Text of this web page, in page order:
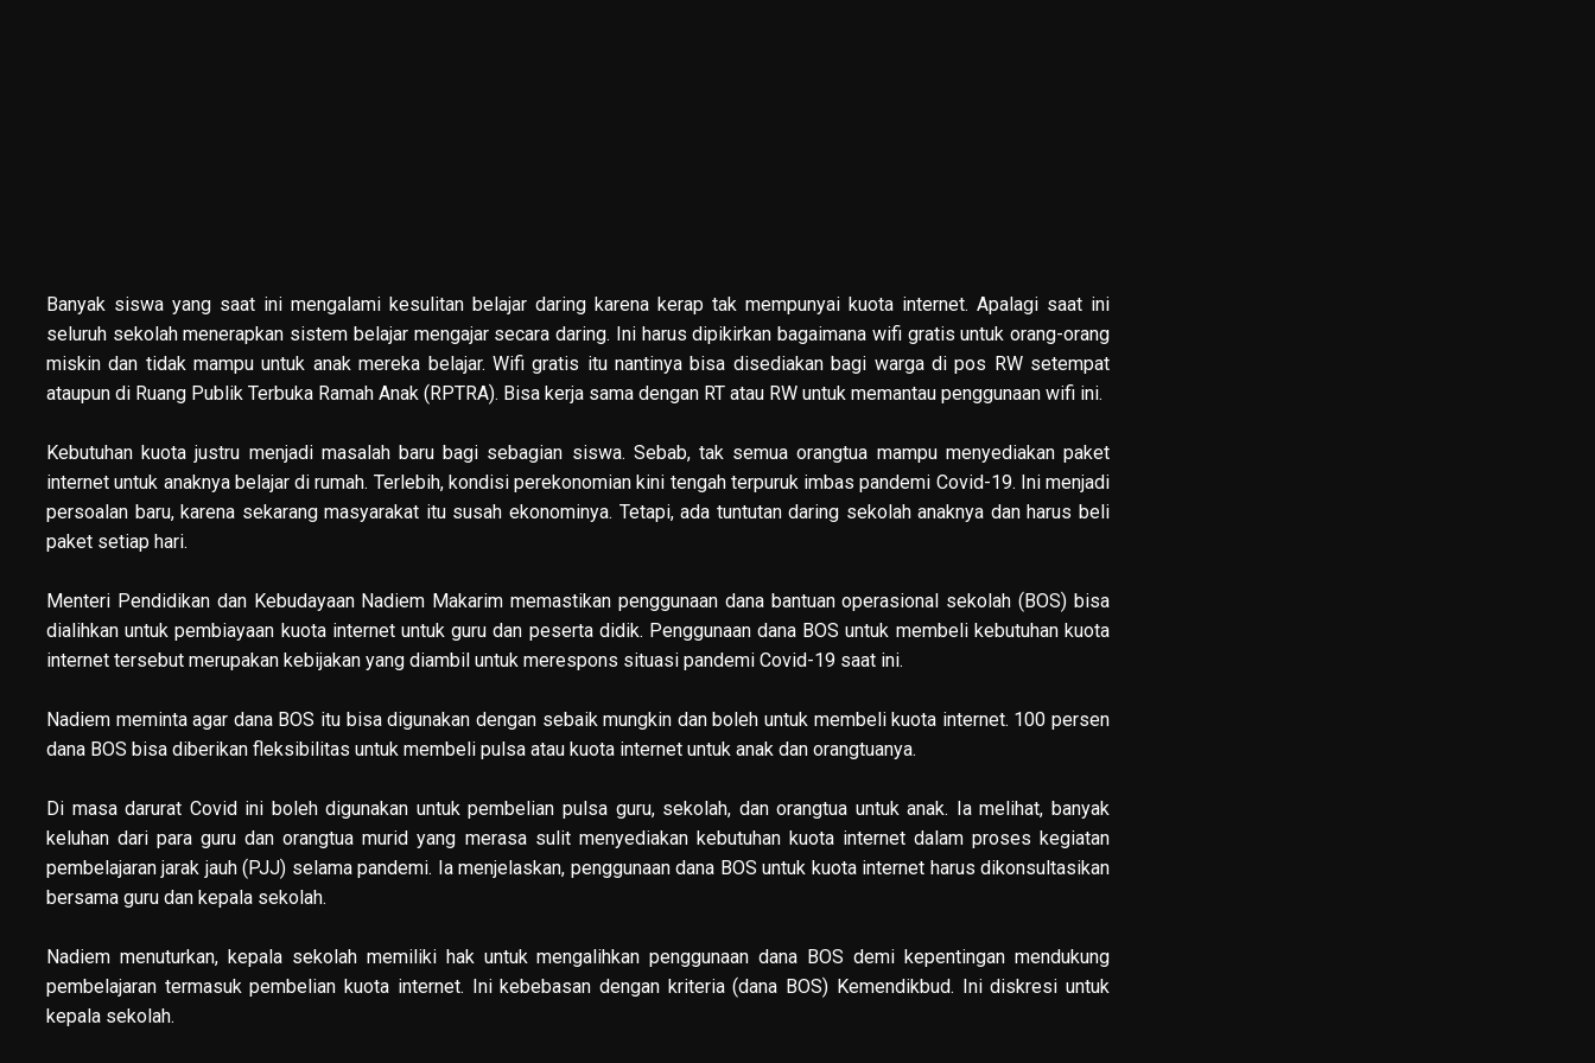
Banyak siswa yang saat ini mengalami kesulitan belajar daring karena kerap tak mempunyai kuota internet. Apalagi saat ini
seluruh sekolah menerapkan sistem belajar mengajar secara daring. Ini harus dipikirkan bagaimana wifi gratis untuk orang-orang
miskin dan tidak mampu untuk anak mereka belajar. Wifi gratis itu nantinya bisa disediakan bagi warga di pos RW setempat
ataupun di Ruang Publik Terbuka Ramah Anak (RPTRA). Bisa kerja sama dengan RT atau RW untuk memantau penggunaan wifi ini.
Kebutuhan kuota justru menjadi masalah baru bagi sebagian siswa. Sebab, tak semua orangtua mampu menyediakan paket
internet untuk anaknya belajar di rumah. Terlebih, kondisi perekonomian kini tengah terpuruk imbas pandemi Covid-19. Ini menjadi
persoalan baru, karena sekarang masyarakat itu susah ekonominya. Tetapi, ada tuntutan daring sekolah anaknya dan harus beli
paket setiap hari.
Menteri Pendidikan dan Kebudayaan Nadiem Makarim memastikan penggunaan dana bantuan operasional sekolah (BOS) bisa
dialihkan untuk pembiayaan kuota internet untuk guru dan peserta didik. Penggunaan dana BOS untuk membeli kebutuhan kuota
internet tersebut merupakan kebijakan yang diambil untuk merespons situasi pandemi Covid-19 saat ini.
Nadiem meminta agar dana BOS itu bisa digunakan dengan sebaik mungkin dan boleh untuk membeli kuota internet. 100 persen
dana BOS bisa diberikan fleksibilitas untuk membeli pulsa atau kuota internet untuk anak dan orangtuanya.
Di masa darurat Covid ini boleh digunakan untuk pembelian pulsa guru, sekolah, dan orangtua untuk anak. Ia melihat, banyak
keluhan dari para guru dan orangtua murid yang merasa sulit menyediakan kebutuhan kuota internet dalam proses kegiatan
pembelajaran jarak jauh (PJJ) selama pandemi. Ia menjelaskan, penggunaan dana BOS untuk kuota internet harus dikonsultasikan
bersama guru dan kepala sekolah.
Nadiem menuturkan, kepala sekolah memiliki hak untuk mengalihkan penggunaan dana BOS demi kepentingan mendukung
pembelajaran termasuk pembelian kuota internet. Ini kebebasan dengan kriteria (dana BOS) Kemendikbud. Ini diskresi untuk
kepala sekolah.